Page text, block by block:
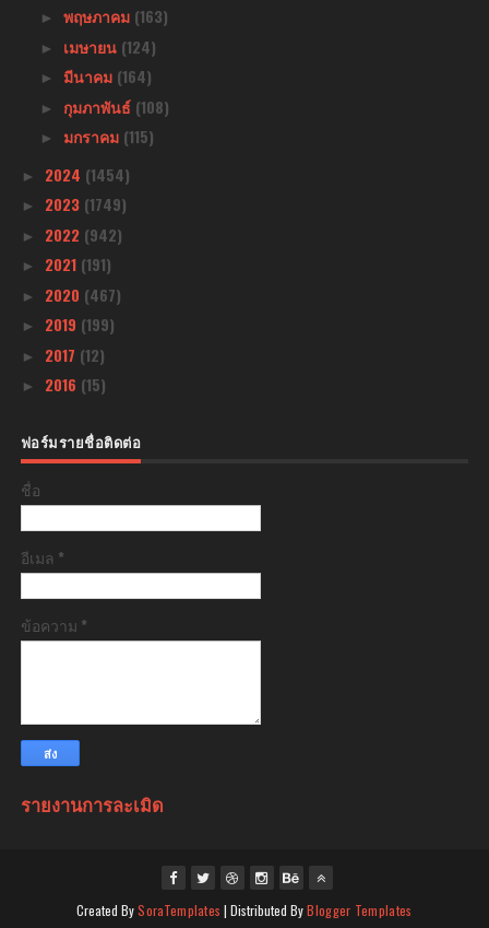
► พฤษภาคม (163)
► เมษายน (124)
► มีนาคม (164)
► กุมภาพันธ์ (108)
► มกราคม (115)
► 2024 (1454)
► 2023 (1749)
► 2022 (942)
► 2021 (191)
► 2020 (467)
► 2019 (199)
► 2017 (12)
► 2016 (15)
ฟอร์มรายชื่อติดต่อ
ชื่อ
อีเมล *
ข้อความ *
รายงานการละเมิด
Created BySoraTemplates | Distributed ByBlogger Templates